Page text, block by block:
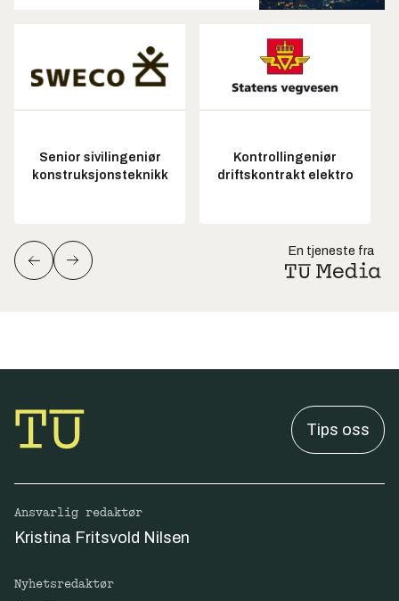
Senior sivilingeniør
konstruksjonsteknikk
Kontrollingeniør
driftskontrakt elektro
En tjeneste fra
Tips oss
Ansvarlig redaktør
Kristina Fritsvold Nilsen
Nyhetsredaktør